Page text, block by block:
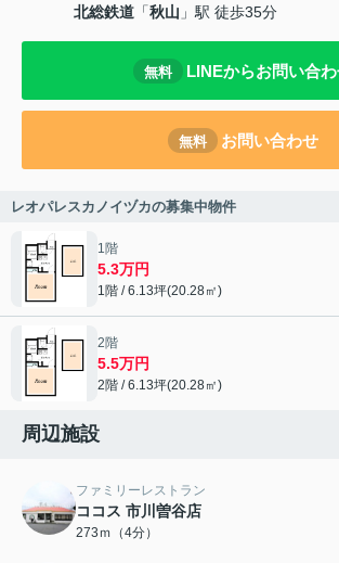
北総鉄道 「秋山 」駅 徒歩35分
無料 LINEからお問い合
無料 お問い合わせ
レオパレスカノイヅカの募集中物件
1階
5.3万円
1階 / 6.13坪(20.28㎡)
2階
5.5万円
2階 / 6.13坪(20.28㎡)
周辺施設
ファミリーレストラン
ココス 市川曽谷店
273ｍ（4分）